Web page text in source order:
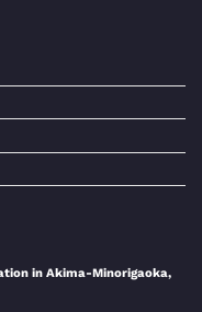
in Akima-Minorigaoka,